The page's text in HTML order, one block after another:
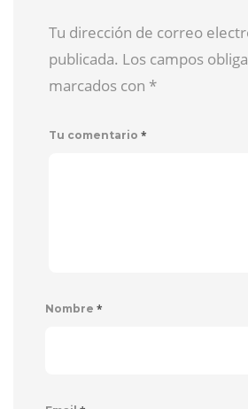
Tu dirección de correo
publicada. Los campos
marcados con *
Tu comentario *
Nombre *